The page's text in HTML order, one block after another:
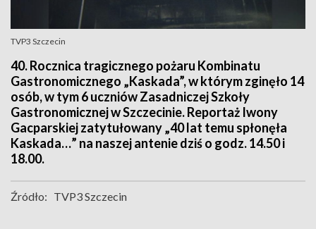
TVP3 Szczecin
40. Rocznica tragicznego pożaru Kombinatu
Gastronomicznego „Kaskada”, w którym zginęło 14
osób, w tym 6 uczniów Zasadniczej Szkoły
Gastronomicznej w Szczecinie. Reportaż Iwony
Gacparskiej zatytułowany „40 lat temu spłonęła
Kaskada…” na naszej antenie dziś o godz. 14.50 i
18.00.
Źródło: TVP3 Szczecin